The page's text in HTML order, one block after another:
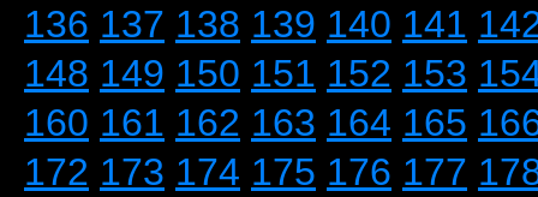
136 137 138 139 140 141
148 149 150 151 152 153
160 161 162 163 164 165
172 173 174 175 176 177